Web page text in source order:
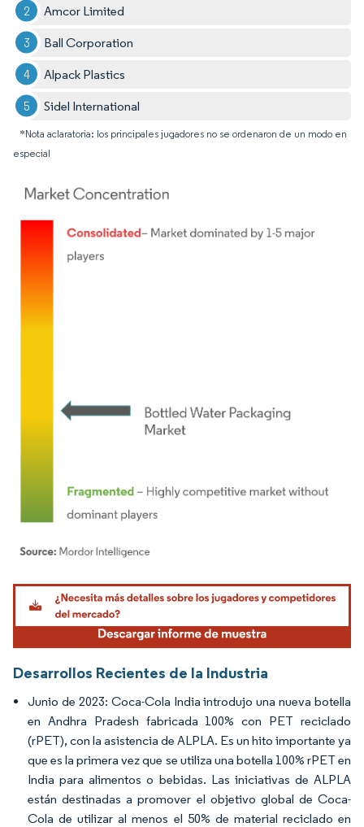
Amcor Limited
Ball Corporation
Alpack Plastics
Sidel International
*Nota aclaratoria: los principales jugadores no se ordenaron de un modo en
especial
Imagen © Mordor Intelligence. El uso requiere atribución según CC BY 4.0.
Desarrollos Recientes de la Industria
Junio de 2023: Coca-Cola India introdujo una nueva botella
en Andhra Pradesh fabricada 100% con PET reciclado
(rPET), con la asistencia de ALPLA. Es un hito importante ya
que es la primera vez que se utiliza una botella 100% rPET en
India para alimentos o bebidas. Las iniciativas de ALPLA
están destinadas a promover el objetivo global de Coca-
Cola de utilizar al menos el 50% de material reciclado en